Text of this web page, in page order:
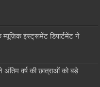
इंस्ट्रूमेंट डिपार्टमेंट ने
वर्ष की छात्राओं को बड़े